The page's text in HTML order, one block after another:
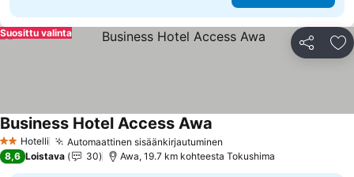
Jaa
Suosittu valinta
2 Tähtiluokitus
Hotelli Automaattinen sisäänkirjautuminen
Business Hotel Access Awa
8,6 Loistava 30 Awa, 19.7 km kohteesta Tokushima